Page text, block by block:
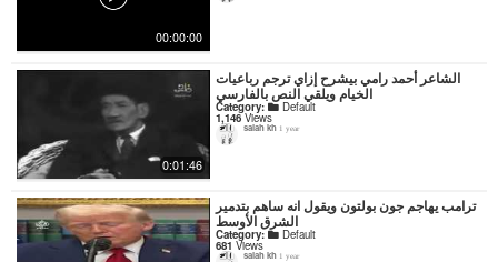
00:00:00
0:01:46
‏الشاعر أحمد رامي بيشرح إزاي ترجم رباعيات
الخيام ويلقي النص بالفارسي
Category: Default
1,146Views
salah kh 1 year
ترامب يهاجم جون بولتون ويقول انه ساهم بتدمير
الشرق الأوسط
Category: Default
681 Views
salah kh 1 year